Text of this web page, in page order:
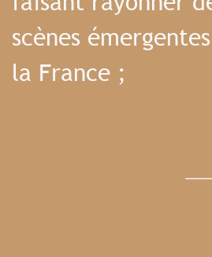
scènes
la France ;